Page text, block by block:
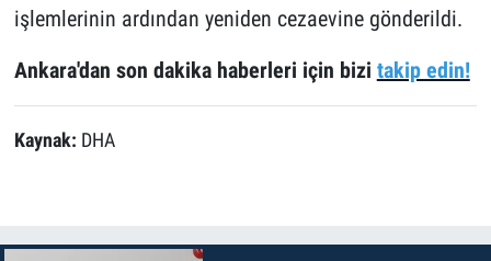
işlemlerinin ardından yeniden cezaevine gönderildi.
Ankara'dan son dakika haberleri için bizi takip edin!
Kaynak: DHA